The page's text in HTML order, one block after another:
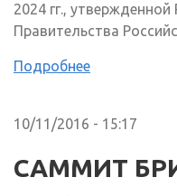
2024 гг.,
Правительства
Подробнее
10/11/2016 - 15:17
САММИТ